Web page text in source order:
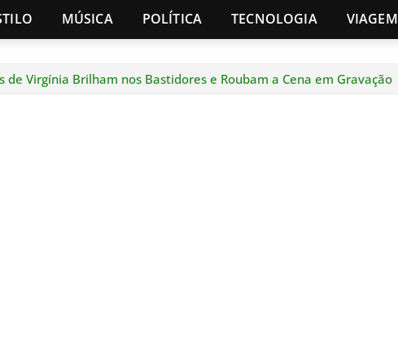
MÚSICA POLÍTICA TECNOLOGIA VIAGEM
de Virgínia Brilham nos Bastidores e Roubam a Cena em Gravação